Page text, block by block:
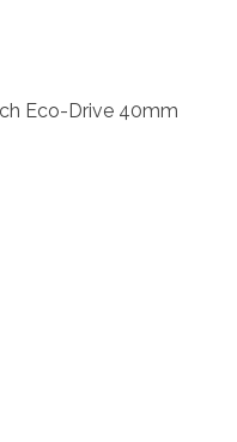
Eco-Drive 40mm